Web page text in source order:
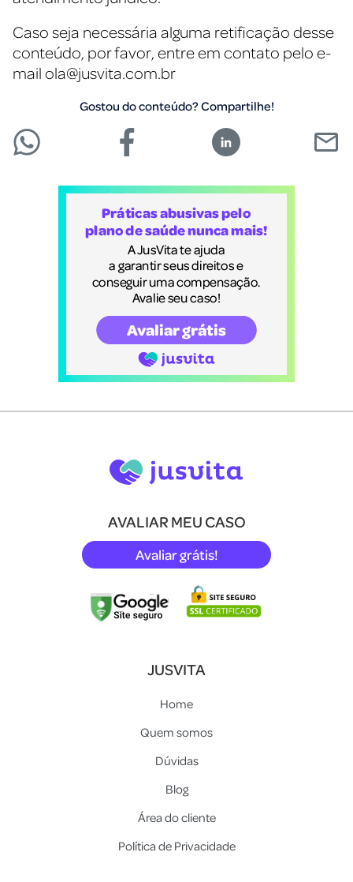
Caso seja necessária alguma retificação desse
conteúdo, por favor, entre em contato pelo e-
mailola@jusvita.com.br
Gostou do conteúdo? Compartilhe!
AVALIAR MEU CASO
Avaliar grátis!
JUSVITA
Home
Quem somos
Dúvidas
Blog
Área do cliente
Política de Privacidade